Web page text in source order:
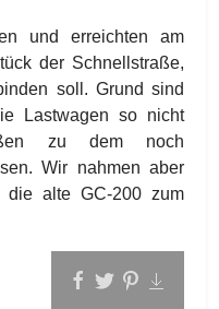
und erreichten am
der Schnellstraße,
soll. Grund sind
Lastwagen so nicht
zu dem noch
Wir nahmen aber
die alte GC-200 zum